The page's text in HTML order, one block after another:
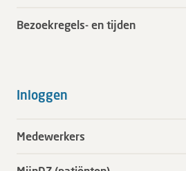
Bezoekregels- en tijden
Inloggen
Medewerkers